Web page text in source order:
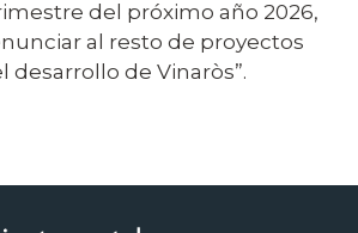
del próximo año 2026,
al resto de proyectos
desarrollo de Vinaròs”.